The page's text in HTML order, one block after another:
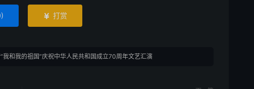
)  打赏
我和我的祖国”庆祝中华人民共和国成立70周年文艺汇演